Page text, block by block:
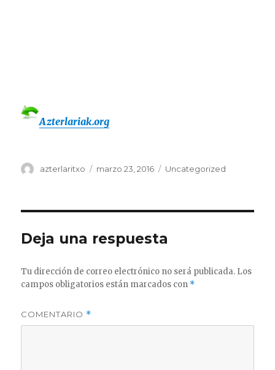
Azterlariak.org
Autor
azterlaritxo
Publicado
marzo 23, 2016 Categorías
Uncategorized
Deja una respuesta
Tu dirección de correo electrónico no será publicada. Los
campos obligatorios están marcados con *
COMENTARIO *